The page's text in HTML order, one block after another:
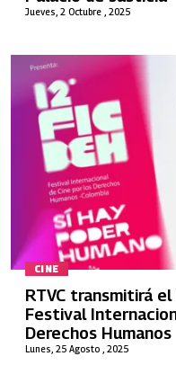
Jueves, 2 Octubre , 2025
CINE
Lunes, 25 Agosto , 2025
RTVC transmitirá
Festival
Derechos Humanos